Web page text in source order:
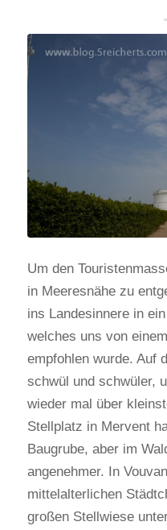
Um den
in Meeresnähe zu
ins Landesinnere in
welches uns von
empfohlen wurde. Auf
schwül und schwüler,
wieder mal über
Stellplatz in Mervent
Baugrube, aber im
angenehmer. In
mittelalterlichen
großen Stellwiese